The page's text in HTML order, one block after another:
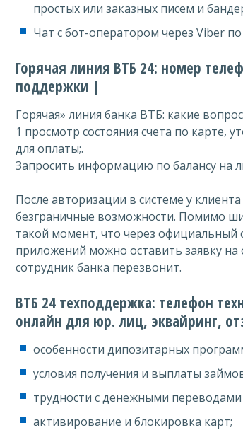
простых или заказных писем и
Чат с бот-оператором через Viber
Горячая линия ВТБ 24: номер
поддержки |
Горячая» линия банка ВТБ: какие
1 просмотр состояния счета по карте,
для оплаты;.
Запросить информацию по балансу на
После авторизации в системе у
безграничные возможности. Помимо
такой момент, что через
приложений можно оставить заявку
сотрудник банка перезвонит.
ВТБ 24 техподдержка: телефон
онлайн для юр. лиц, эквайринг,
особенности дипозитарных
условия получения и выплаты
трудности с денежными переводами
активирование и блокировка карт;